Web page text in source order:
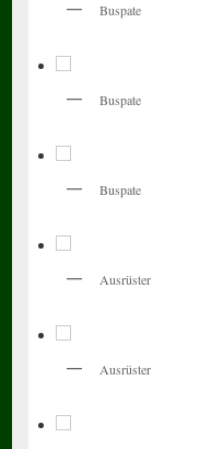
Buspate
Buspate
Buspate
Ausrüster
Ausrüster